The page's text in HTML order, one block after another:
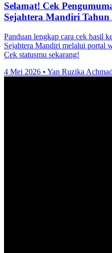
Selamat! Cek
Sejahtera Mandiri Tahun
Panduan lengkap cara cek hasil
Sejahtera Mandiri melalui portal
Cek statusmu sekarang!
4 Mei 2026 • Yan Ruzika